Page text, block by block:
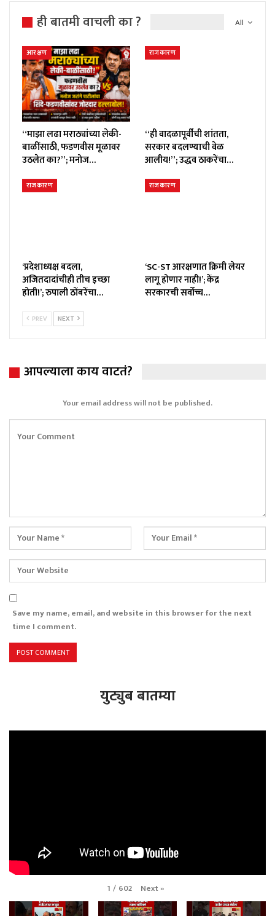
All
ही बातमी वाचली का ?
आरक्षण
“माझा लढा मराठ्यांच्या लेकी-
बाळींसाठी, फडणवीस मूळावर
उठलेत का?”; मनोज…
राजकारण
“ही वादळापूर्वीची शांतता,
सरकार बदलण्याची वेळ
आलीय!”; उद्धव ठाकरेंचा…
राजकारण
‘प्रदेशाध्यक्ष बदला,
अजितदादांचीही तीच इच्छा
होती!’; रुपाली ठोंबरेंचा…
राजकारण
‘SC-ST आरक्षणात क्रिमी लेयर
लागू होणार नाही!’; केंद्र
सरकारची सर्वोच्च…
PREV NEXT
आपल्याला काय वाटतं?
Your email address will not be published.
Save my name, email, and website in this browser for the next
time I comment.
युट्युब बातम्या
1 / 602 Next»